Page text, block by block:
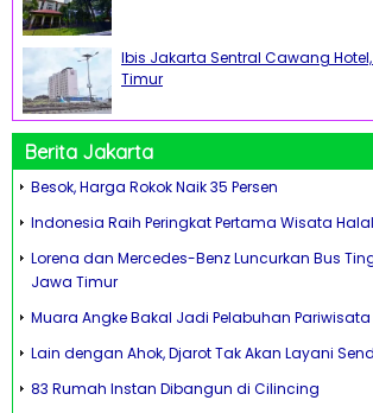
Ibis Jakarta Sentral Cawang
Timur
Berita Jakarta
Besok, Harga Rokok Naik 35 Persen
Indonesia Raih Peringkat Pertama Wisata
Lorena dan Mercedes-Benz Luncurkan Bus
Jawa Timur
Muara Angke Bakal Jadi Pelabuhan Pariwisata
Lain dengan Ahok, Djarot Tak Akan Layani
83 Rumah Instan Dibangun di Cilincing